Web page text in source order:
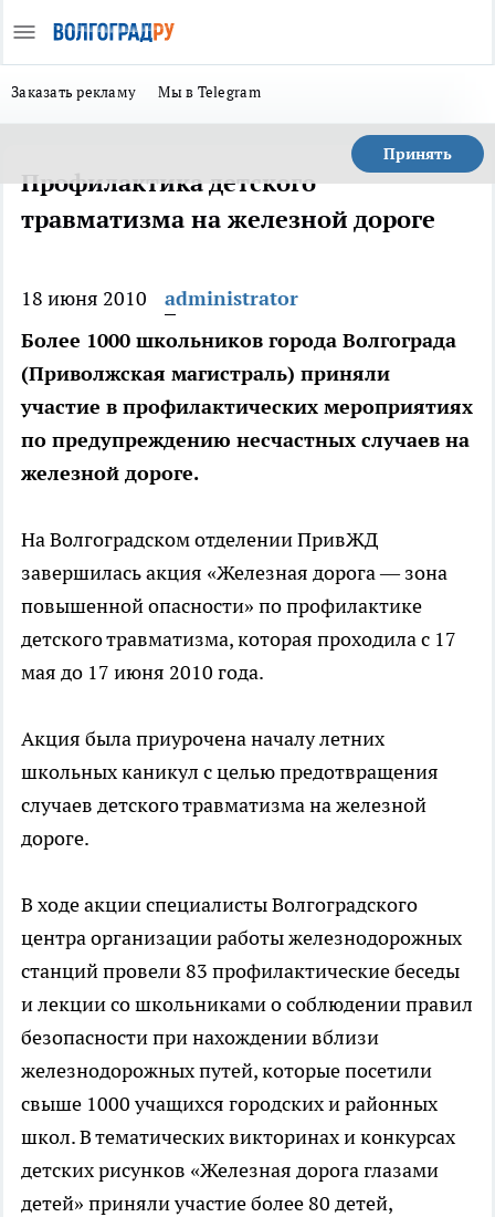
Заказать рекламу Мы в Telegram
Принять
Профилактика детского
травматизма на железной дороге
18 июня 2010
administrator
Более 1000 школьников города Волгограда
(Приволжская магистраль) приняли
участие в профилактических мероприятиях
по предупреждению несчастных случаев на
железной дороге.
На Волгоградском отделении ПривЖД
завершилась акция «Железная дорога — зона
повышенной опасности» по профилактике
детского травматизма, которая проходила с 17
мая до 17 июня 2010 года.
Акция была приурочена началу летних
школьных каникул с целью предотвращения
случаев детского травматизма на железной
дороге.
В ходе акции специалисты Волгоградского
центра организации работы железнодорожных
станций провели 83 профилактические беседы
и лекции со школьниками о соблюдении правил
безопасности при нахождении вблизи
железнодорожных путей, которые посетили
свыше 1000 учащихся городских и районных
школ. В тематических викторинах и конкурсах
детских рисунков «Железная дорога глазами
детей» приняли участие более 80 детей,